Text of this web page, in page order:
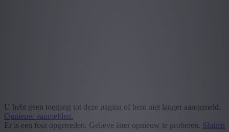
U hebt geen toegang tot deze pagina of bent niet langer aangemeld.
Opnieuw aanmelden.
Er is een fout opgetreden. Gelieve later opnieuw te proberen. Sluiten